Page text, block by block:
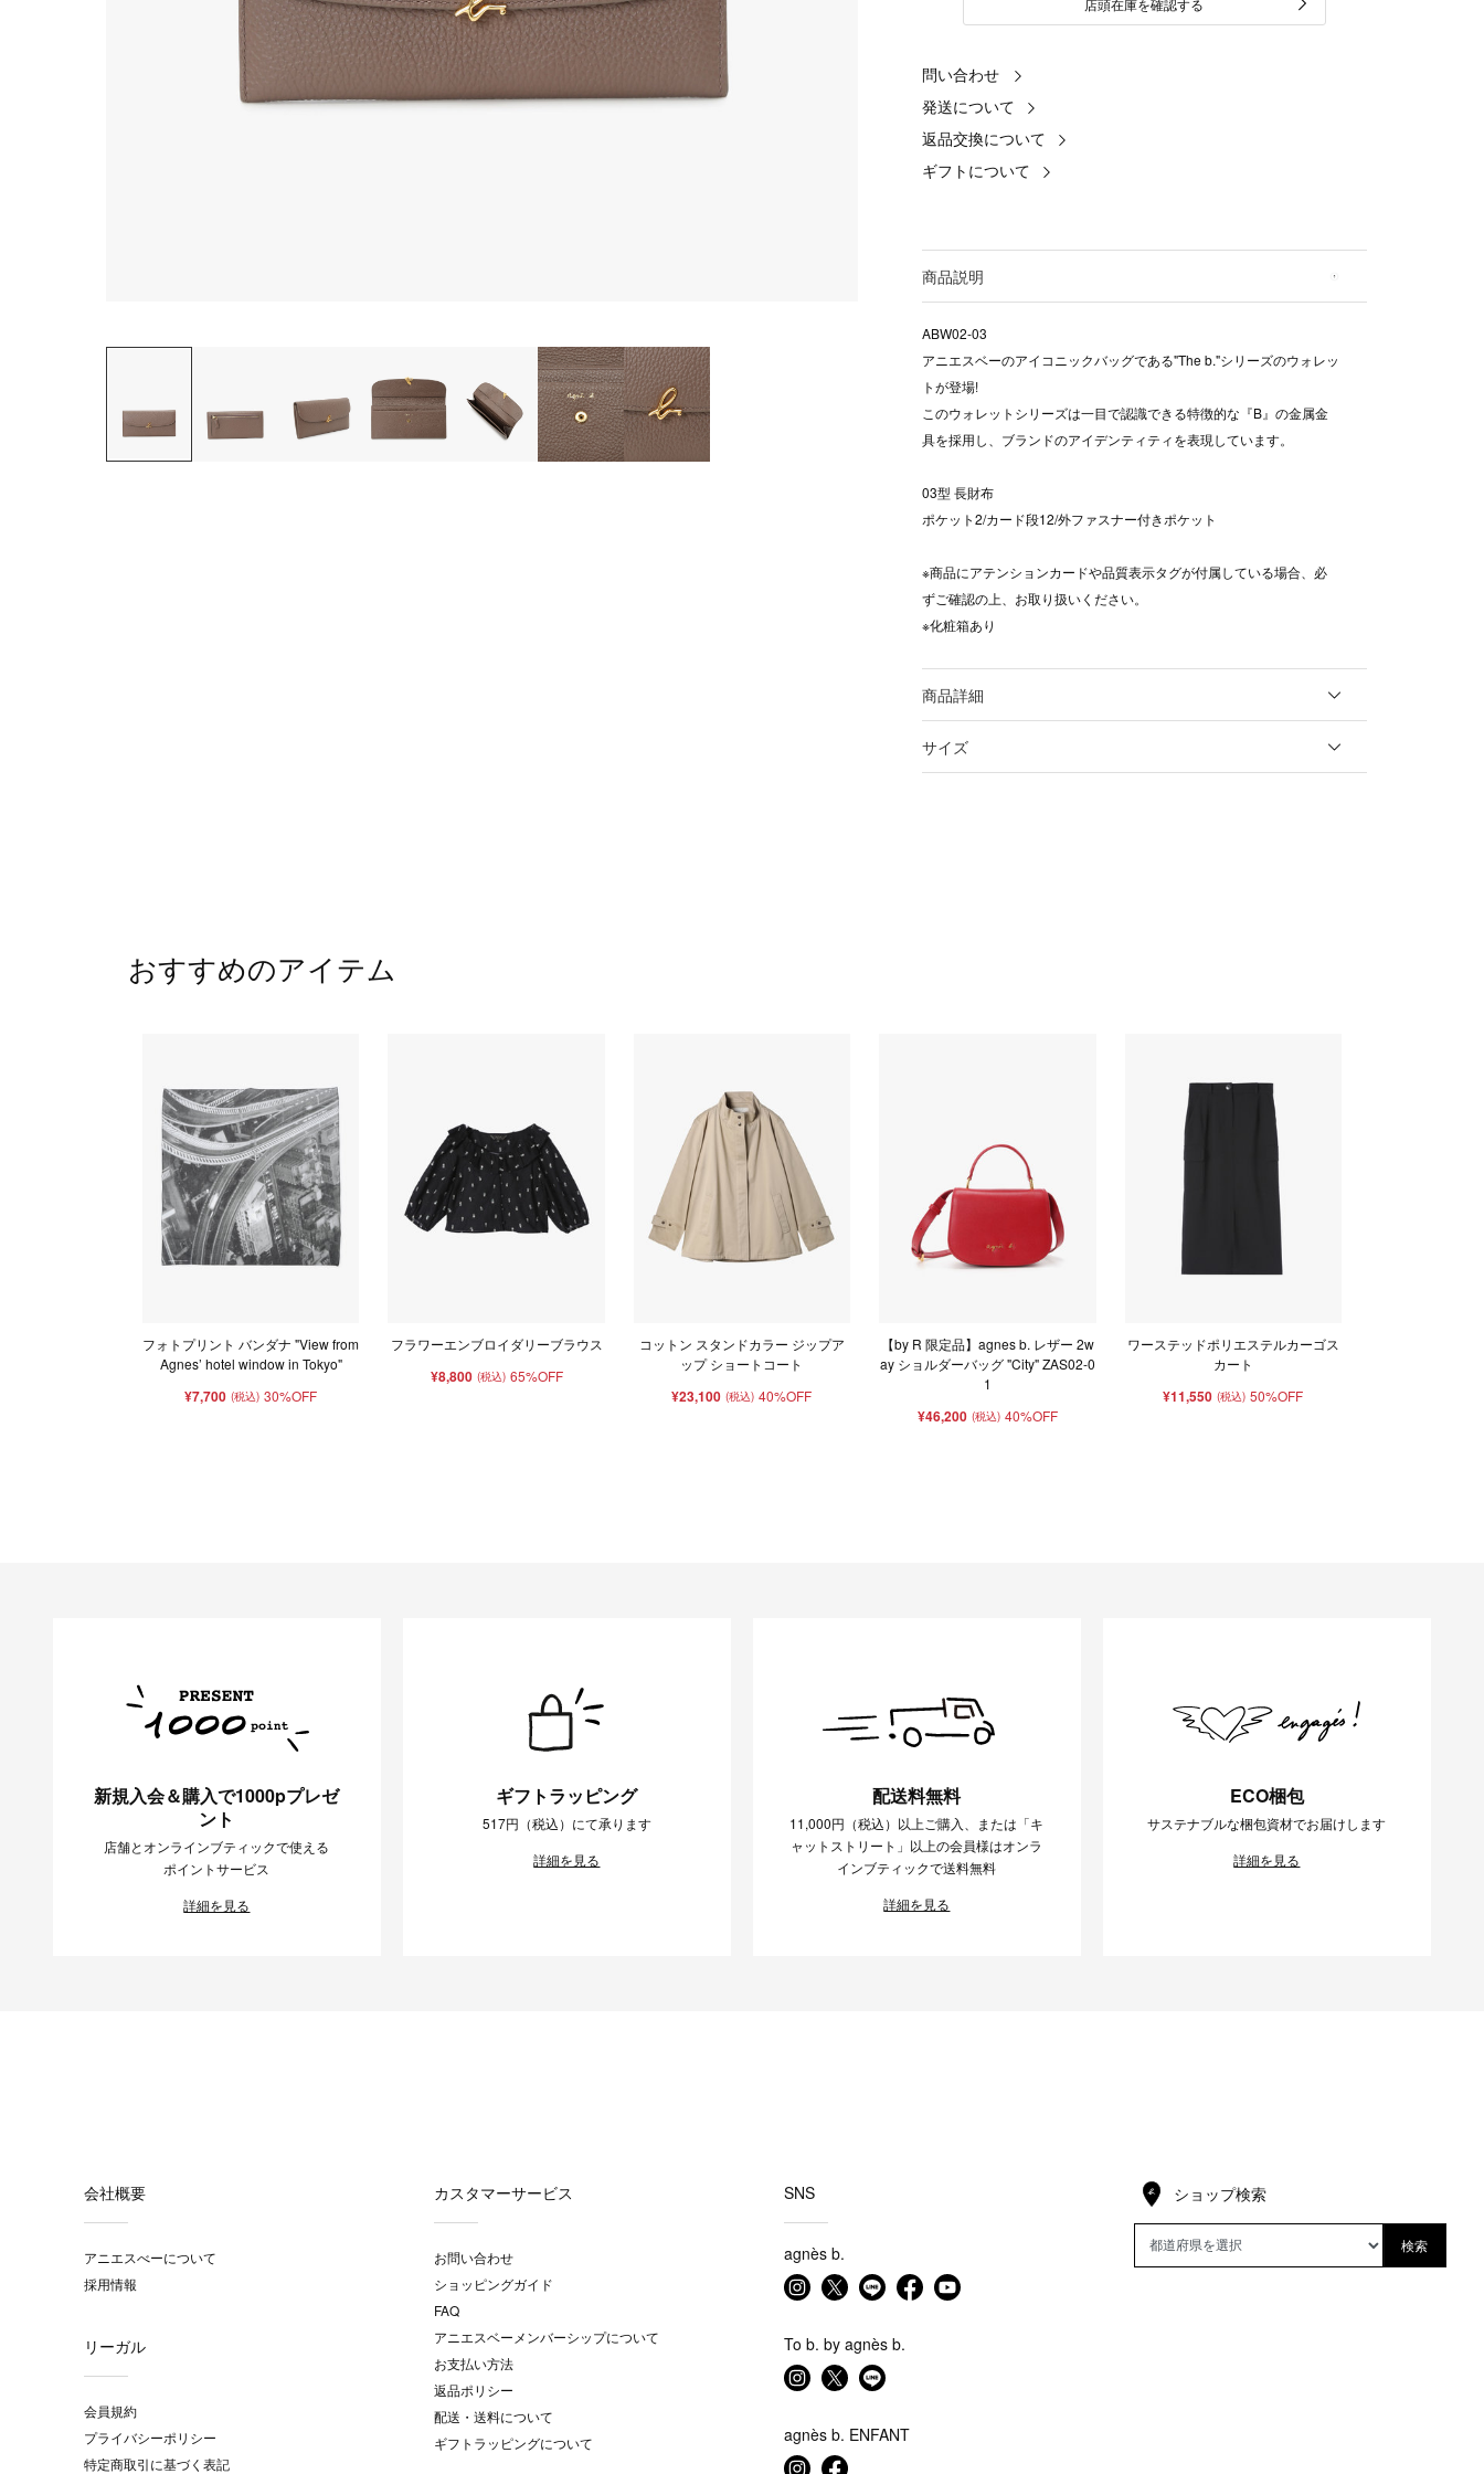
店頭在庫を確認する
問い合わせ
発送について
返品交換について
ギフトについて
商品説明
ABW02-03
アニエスベーのアイコニックバッグである"The b."シリーズのウォレッ
トが登場!
このウォレットシリーズは一目で認識できる特徴的な『B』の金属金
具を採用し、ブランドのアイデンティティを表現しています。
03型 長財布
ポケット2/カード段12/外ファスナー付きポケット
※商品にアテンションカードや品質表示タグが付属している場合、必
ずご確認の上、お取り扱いください。
※化粧箱あり
商品詳細
サイズ
おすすめのアイテム
フォトプリント バンダナ "View from
Agnes’ hotel window in Tokyo"
¥7,700 (税込) 30%OFF
フラワーエンブロイダリーブラウス
¥8,800 (税込) 65%OFF
コットン スタンドカラー ジップア
ップ ショートコート
¥23,100 (税込) 40%OFF
【by R 限定品】agnes b. レザー 2w
ay ショルダーバッグ "City" ZAS02-0
1
¥46,200 (税込) 40%OFF
ワーステッドポリエステルカーゴス
カート
¥11,550 (税込) 50%OFF
新規入会＆購入で1000pプレゼ
ント
店舗とオンラインブティックで使える
ポイントサービス
詳細を見る
ギフトラッピング
517円（税込）にて承ります
詳細を見る
配送料無料
11,000円（税込）以上ご購入、または「キ
ャットストリート」以上の会員様はオンラ
インブティックで送料無料
詳細を見る
ECO梱包
サステナブルな梱包資材でお届けします
詳細を見る
会社概要
アニエスべーについて
採用情報
リーガル
会員規約
プライバシーポリシー
特定商取引に基づく表記
カスタマーサービス
お問い合わせ
ショッピングガイド
FAQ
アニエスベーメンバーシップについて
お支払い方法
返品ポリシー
配送・送料について
ギフトラッピングについて
SNS
agnès b.
To b. by agnès b.
agnès b. ENFANT
ショップ検索
検索